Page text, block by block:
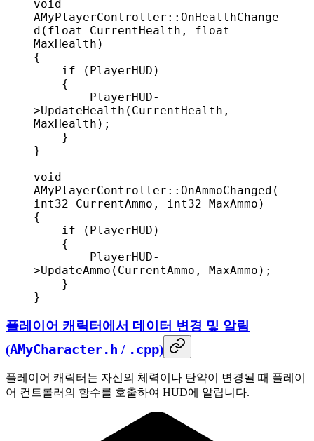
void
AMyPlayerController :: OnHealthChange
d ( float CurrentHealth , float
MaxHealth )
{
    if
(PlayerHUD)
    {
        PlayerHUD
-
>UpdateHealth (CurrentHealth,
MaxHealth);
    }
}
void
AMyPlayerController :: OnAmmoChanged (
int32 CurrentAmmo , int32 MaxAmmo )
{
    if
(PlayerHUD)
    {
        PlayerHUD
-
>UpdateAmmo (CurrentAmmo, MaxAmmo);
    }
}
플레이어 캐릭터에서 데이터 변경 및 알림
(AMyCharacter.h / .cpp)
플레이어 캐릭터는 자신의 체력이나 탄약이 변경될 때 플레이
어 컨트롤러의 함수를 호출하여 HUD에 알립니다.